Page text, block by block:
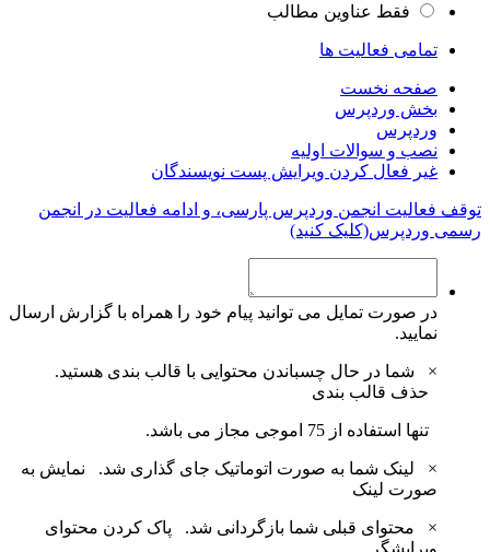
فقط عناوین مطالب
تمامی فعالیت ها
صفحه نخست
بخش وردپرس
وردپرس
نصب و سوالات اولیه
غیر فعال کردن ویرایش پست نویسندگان
توقف فعالیت انجمن وردپرس پارسی، و ادامه فعالیت در انجمن
رسمی وردپرس(کلیک کنید)
در صورت تمایل می توانید پیام خود را همراه با گزارش ارسال
نمایید.
×
شما در حال چسباندن محتوایی با قالب بندی هستید.
حذف قالب بندی
تنها استفاده از 75 اموجی مجاز می باشد.
× لینک شما به صورت اتوماتیک جای گذاری شد. نمایش به
صورت لینک
× محتوای قبلی شما بازگردانی شد. پاک کردن محتوای
ویرایشگر